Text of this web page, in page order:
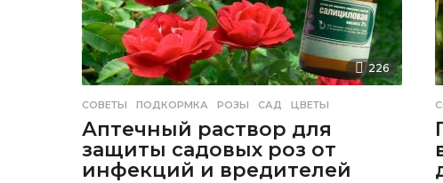
226
СОВЕТЫ ПОДКОРМКА ,РОЗЫ ,САД ,ЦВЕТЫ
Аптечный раствор для
защиты садовых роз от
инфекций и вредителей